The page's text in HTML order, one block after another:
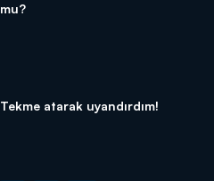
mu?
Tekme atarak uyandırdım!